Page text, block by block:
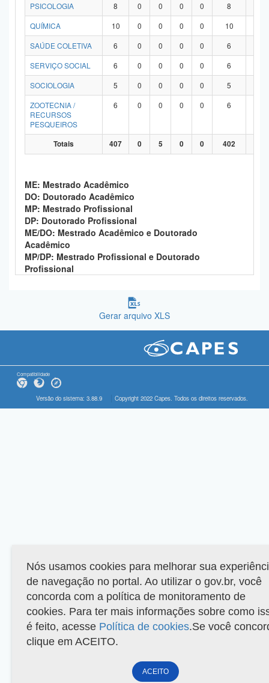
PSICOLOGIA 8 0 0 0 0 8
QUÍMICA
10 0 0 0 0 10
SAÚDE COLETIVA
6 0 0 0 0 6
SERVIÇO SOCIAL
6 0 0 0 0 6
SOCIOLOGIA
5 0 0 0 0 5
ZOOTECNIA /
RECURSOS
PESQUEIROS
6 0 0 0 0 6
Totais 407 0 5 0 0 402
ME: Mestrado Acadêmico
DO: Doutorado Acadêmico
MP: Mestrado Profissional
DP: Doutorado Profissional
ME/DO: Mestrado Acadêmico e Doutorado
Acadêmico
MP/DP: Mestrado Profissional e Doutorado
Profissional
Gerar arquivo XLS
Compatibilidade
Versão do sistema: 3.88.9 Copyright 2022 Capes. Todos os direitos reservados.
Nós usamos cookies para melhorar sua
de navegação no portal. Ao utilizar o gov.br, você
concorda com a política de monitoramento de
cookies. Para ter mais informações sobre como
é feito, acesse Política de cookies.Se você
clique em ACEITO.
ACEITO